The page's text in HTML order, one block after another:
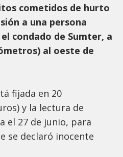
cometidos de hurto
a una persona
condado de Sumter, a
al oeste de
fijada en 20
y la lectura de
el 27 de junio, para
se declaró inocente